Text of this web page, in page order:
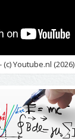
Youtube.nl (2026)